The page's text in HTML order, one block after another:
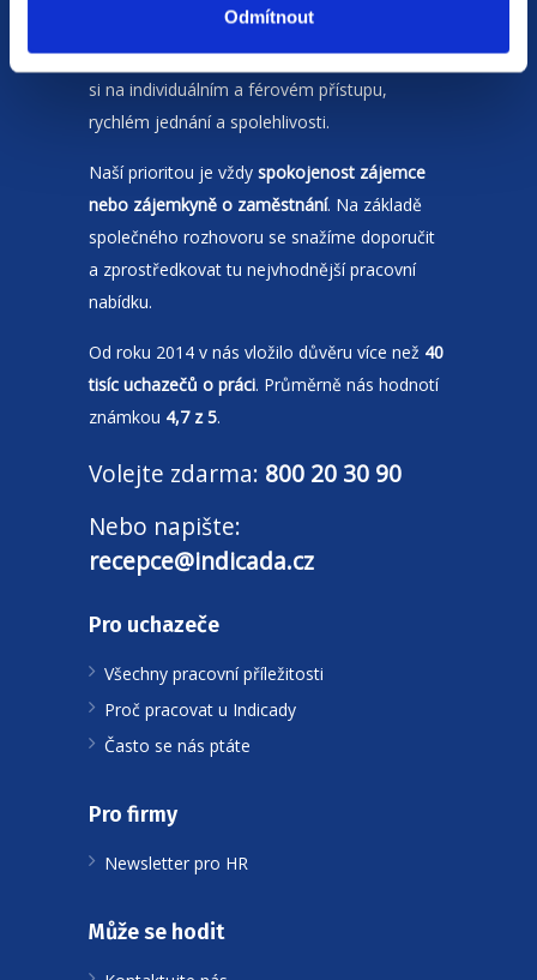
Odmítnout
HR agenturas pobočkami v
Moravskoslezském krajia Polsku. Zakládáme
si na individuálním a férovém přístupu,
rychlém jednání a spolehlivosti.
Naší prioritou je vždy spokojenost zájemce
nebo zájemkyně o zaměstnání. Na základě
společného rozhovoru se snažíme doporučit
a zprostředkovat tu nejvhodnější pracovní
nabídku.
Od roku 2014 v nás vložilo důvěru více než 40
tisíc uchazečů o práci. Průměrně nás hodnotí
známkou 4,7 z 5.
Volejte zdarma: 800 20 30 90
Nebo napište:
recepce@indicada.cz
Pro uchazeče
Všechny pracovní příležitosti
Proč pracovat u Indicady
Často se nás ptáte
Pro firmy
Newsletter pro HR
Může se hodit